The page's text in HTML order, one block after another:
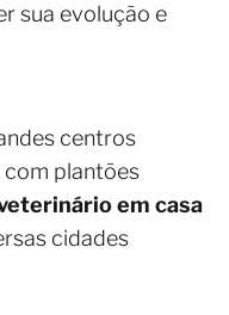
sua evolução e
centros
plantões
em casa
cidades